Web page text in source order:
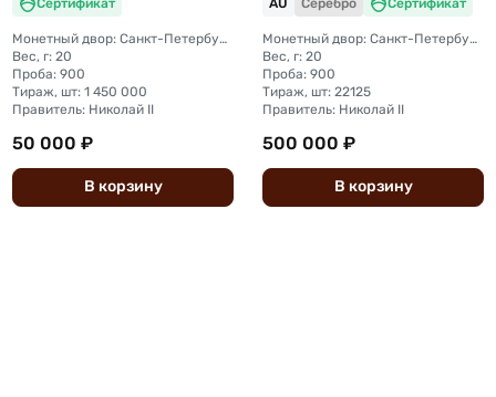
Сертификат
Монетный двор: Санкт-Петербургский монетный двор
Вес, г: 20
Проба: 900
Тираж, шт: 1 450 000
Правитель: Николай II
50 000 ₽
В корзину
AU Серебро Сертификат
Монетный двор: Санкт-Петербургский монетный двор
Вес, г: 20
Проба: 900
Тираж, шт: 22125
Правитель: Николай II
500 000 ₽
В корзину